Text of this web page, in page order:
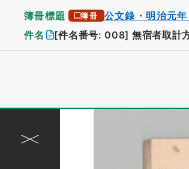
簿冊標題 簿冊 公文録・明治元
件名 [件名番号: 008] 無宿者取計